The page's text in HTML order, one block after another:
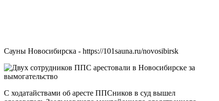
Сауны Новосибирска - https://101sauna.ru/novosibirsk
С ходатайствами об аресте ППСников в суд вышел